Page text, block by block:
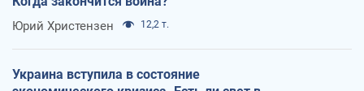
Юрий Христензен 12,2 т.
Украина вступила в состояние